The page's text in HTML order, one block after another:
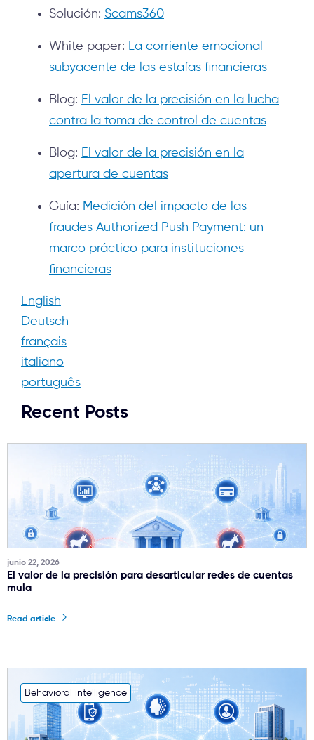
Solución: Scams360
White paper: La corriente emocional
subyacente de las estafas financieras
Blog: El valor de la precisión en la lucha
contra la toma de control de cuentas
Blog: El valor de la precisión en la
apertura de cuentas
Guía: Medición del impacto de las
fraudes Authorized Push Payment: un
marco práctico para instituciones
financieras
English
Deutsch
français
italiano
português
Recent Posts
junio 22, 2026
El valor de la precisión para desarticular redes de cuentas
mula
Read article
Behavioral intelligence